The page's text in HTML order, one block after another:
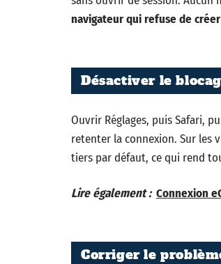
navigateur qui refuse de
Désactiver le
Ouvrir Réglages, puis Safari,
retenter la connexion. Sur les
tiers par défaut, ce qui rend
Lire également : Connexion
Corriger le